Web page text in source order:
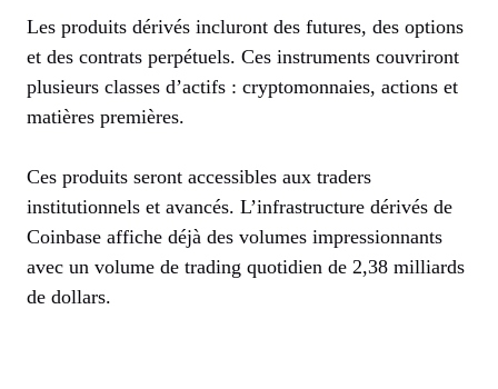
Les produits dérivés incluront des futures, des options
et des contrats perpétuels. Ces instruments couvriront
plusieurs classes d’actifs : cryptomonnaies, actions et
matières premières.
Ces produits seront accessibles aux traders
institutionnels et avancés. L’infrastructure dérivés de
Coinbase affiche déjà des volumes impressionnants
avec un volume de trading quotidien de 2,38 milliards
de dollars.